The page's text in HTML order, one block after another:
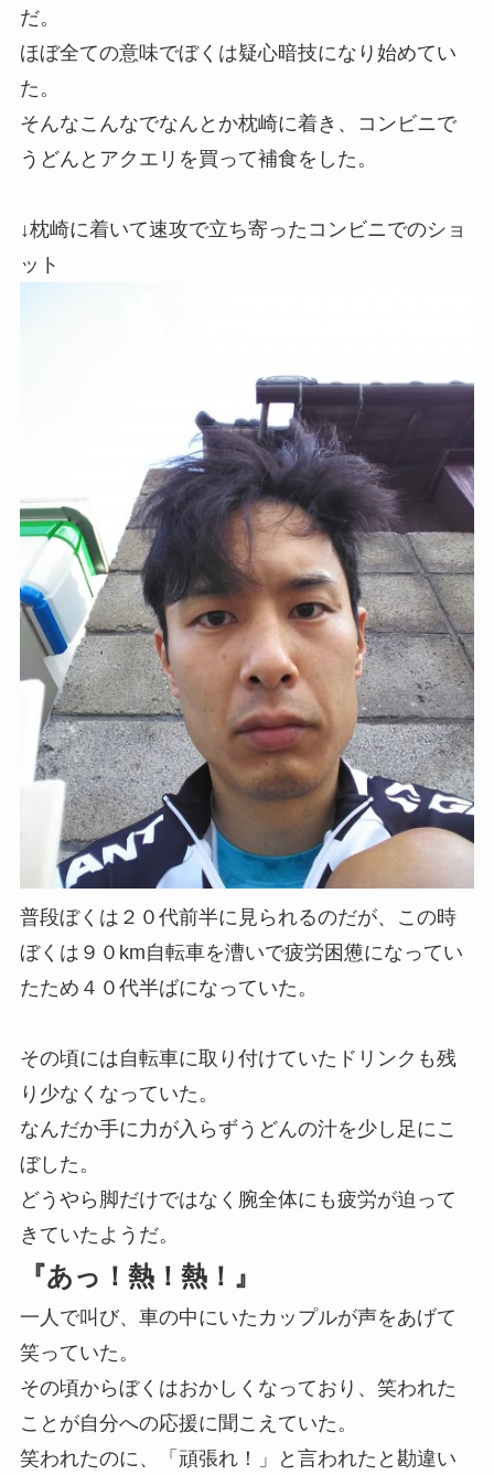
だ。
ほぼ全ての意味でぼくは疑心暗技になり始めてい
た。
そんなこんなでなんとか枕崎に着き、コンビニで
うどんとアクエリを買って補食をした。
↓枕崎に着いて速攻で立ち寄ったコンビニでのショ
ット
普段ぼくは２０代前半に見られるのだが、この時
ぼくは９０km自転車を漕いで疲労困憊になってい
たため４０代半ばになっていた。
その頃には自転車に取り付けていたドリンクも残
り少なくなっていた。
なんだか手に力が入らずうどんの汁を少し足にこ
ぼした。
どうやら脚だけではなく腕全体にも疲労が迫って
きていたようだ。
『あっ！熱！熱！』
一人で叫び、車の中にいたカップルが声をあげて
笑っていた。
その頃からぼくはおかしくなっており、笑われた
ことが自分への応援に聞こえていた。
笑われたのに、「頑張れ！」と言われたと勘違い